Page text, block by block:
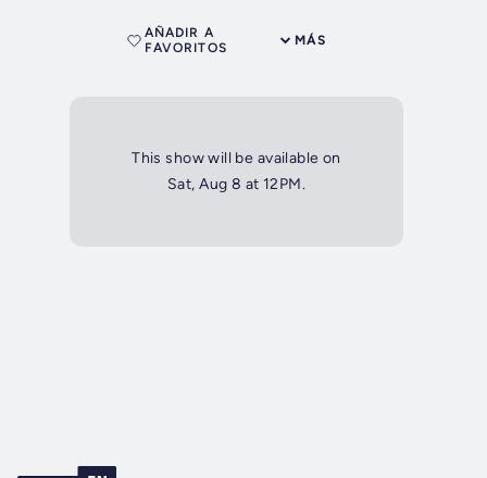
MÁS
AÑADIR A
FAVORITOS
This show will be available on
Sat, Aug 8 at 12PM.